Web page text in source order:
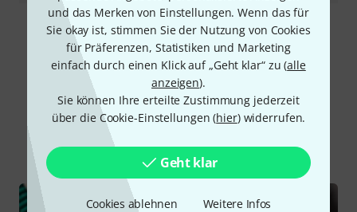
und das Merken von Einstellungen. Wenn das für
Sie okay ist, stimmen Sie der Nutzung von Cookies
für Präferenzen, Statistiken und Marketing
einfach durch einen Klick auf „Geht klar“ zu (alle
anzeigen).
Sie können Ihre erteilte Zustimmung jederzeit
über die Cookie-Einstellungen (hier) widerrufen.
Geht klar
Cookies ablehnen Weitere Infos
Alle Bewertungen lesen
Schon gewusst?
Alle Ratgeber